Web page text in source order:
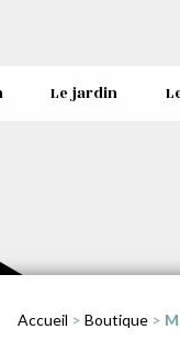
Le jardin
Accueil > Boutique>